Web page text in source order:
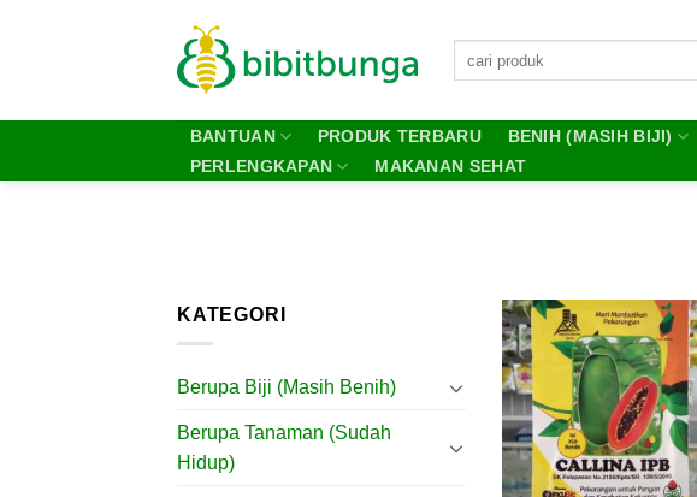
BANTUAN PRODUK TERBARU BENIH (MASIH BIJI)
PERLENGKAPAN
MAKANAN SEHAT
KATEGORI
Berupa Biji (Masih Benih)
Berupa Tanaman (Sudah
Hidup)